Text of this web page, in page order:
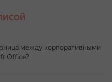
между корпоративными
Office?